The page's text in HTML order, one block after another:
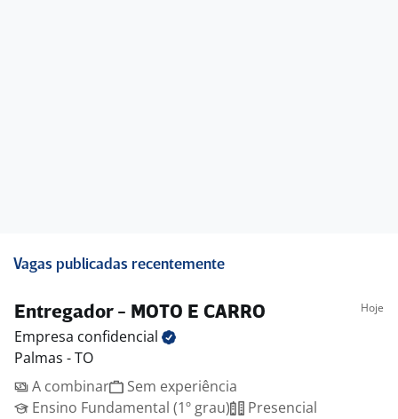
Vagas publicadas recentemente
Entregador - MOTO E CARRO Hoje
Empresa confidencial
Palmas - TO
A combinar
Sem experiência
Ensino Fundamental (1º grau)
Presencial